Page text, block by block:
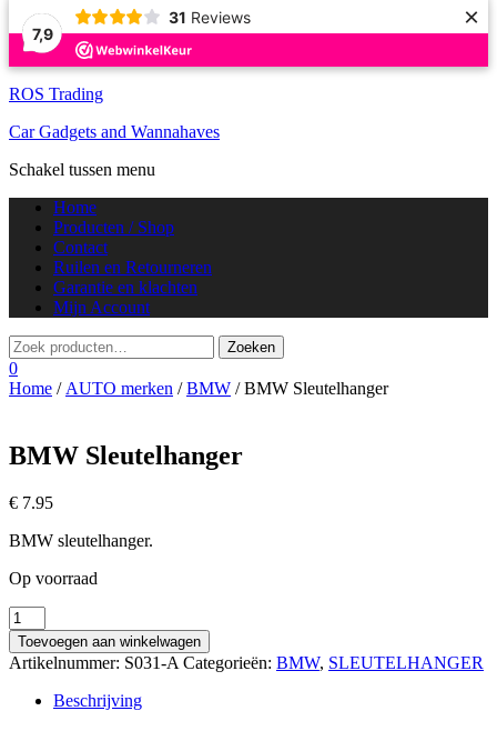
7,9
31 Reviews ×
ROS Trading
Car Gadgets and Wannahaves
Schakel tussen menu
Home
Producten / Shop
Contact
Ruilen en Retourneren
Garantie en klachten
Mijn Account
0
Home / AUTO merken /BMW / BMW Sleutelhanger
BMW Sleutelhanger
€ 7.95
BMW sleutelhanger.
Op voorraad
BMW
Sleutelhanger
aantal
Toevoegen aan winkelwagen
Artikelnummer: S031-A Categorieën: BMW, SLEUTELHANGER
Beschrijving